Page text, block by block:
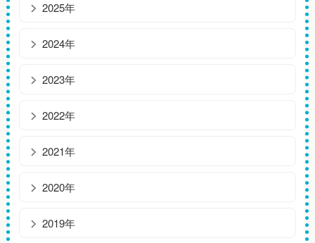
2025年
2024年
2023年
2022年
2021年
2020年
2019年